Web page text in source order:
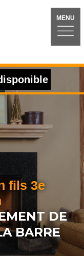
MENU
fils 3e
DE
BARRE